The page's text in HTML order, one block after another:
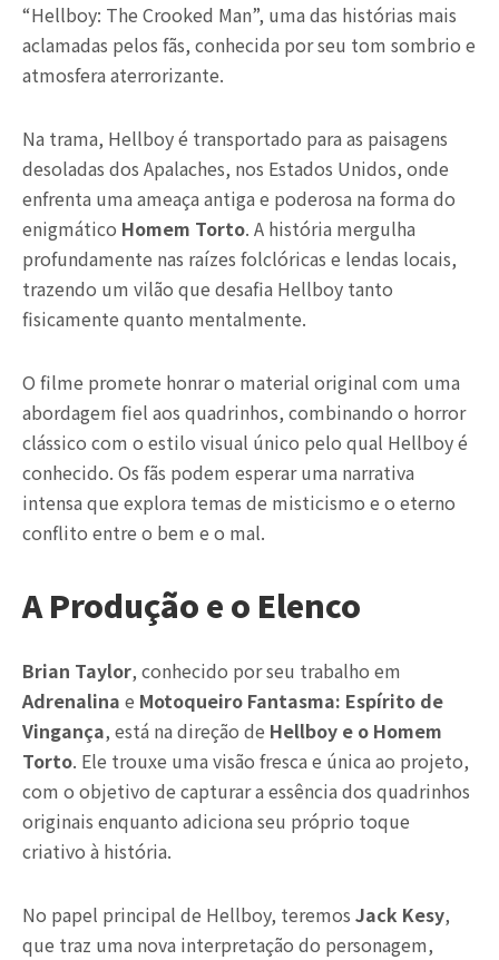
“Hellboy: The Crooked Man”, uma das histórias mais
aclamadas pelos fãs, conhecida por seu tom sombrio e
atmosfera aterrorizante.
Na trama, Hellboy é transportado para as paisagens
desoladas dos Apalaches, nos Estados Unidos, onde
enfrenta uma ameaça antiga e poderosa na forma do
enigmático Homem Torto. A história mergulha
profundamente nas raízes folclóricas e lendas locais,
trazendo um vilão que desafia Hellboy tanto
fisicamente quanto mentalmente.
O filme promete honrar o material original com uma
abordagem fiel aos quadrinhos, combinando o horror
clássico com o estilo visual único pelo qual Hellboy é
conhecido. Os fãs podem esperar uma narrativa
intensa que explora temas de misticismo e o eterno
conflito entre o bem e o mal.
A Produção e o Elenco
Brian Taylor, conhecido por seu trabalho em
Adrenalina e Motoqueiro Fantasma: Espírito de
Vingança, está na direção de Hellboy e o Homem
Torto. Ele trouxe uma visão fresca e única ao projeto,
com o objetivo de capturar a essência dos quadrinhos
originais enquanto adiciona seu próprio toque
criativo à história.
No papel principal de Hellboy, teremos Jack Kesy,
que traz uma nova interpretação do personagem,